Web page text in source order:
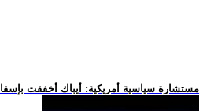
.. مستشارة سياسية أمريكية: أيباك أخفقت